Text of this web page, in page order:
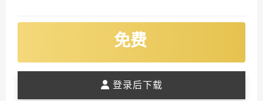
免费
登录后下载